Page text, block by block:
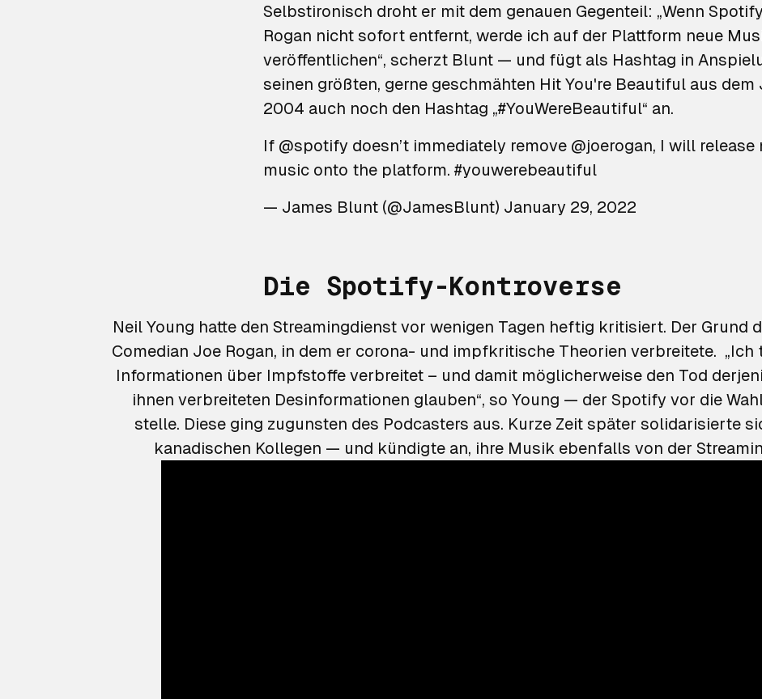
Selbstironisch droht er mit dem genauen Gegenteil: „Wenn
Rogan nicht sofort entfernt, werde ich auf der Plattform neue
veröffentlichen“, scherzt Blunt — und fügt als Hashtag in
seinen größten, gerne geschmähten Hit You're Beautifulaus dem
2004 auch noch den Hashtag „#YouWereBeautiful“ an.
If @spotify doesn’t immediately remove @joerogan, I will release
music onto the platform.#youwerebeautiful
— James Blunt (@JamesBlunt) January 29, 2022
Die Spotify-Kontroverse
Neil Young hatte den Streamingdienst vor wenigen Tagen heftig kritisiert. Der Grund
Comedian Joe Rogan, in dem er corona- und impfkritische Theorien verbreitete.
Informationen über Impfstoffe verbreitet – und damit möglicherweise den Tod
ihnen verbreiteten Desinformationen glauben“, so Young — der Spotify vor die
stelle. Diese ging zugunsten des Podcasters aus. Kurze Zeit später solidarisierte
kanadischen Kollegen — und kündigte an, ihre Musik ebenfalls von der